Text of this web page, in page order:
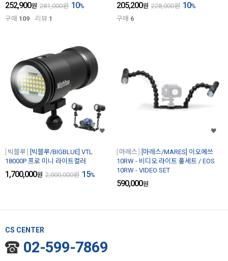
252,900원 281,000원 10%
구매 109 리뷰 1
205,200원 228,000원 10%
구매 6
빅블루
[빅블루/BIGBLUE] VTL
18000P 프로 미니 라이트컬러
1,700,000원 2,000,000원 15%
마레스
[마레스/MARES] 이오에쓰
10RW - 비디오 라이트 풀세트 / EOS
10RW - VIDEO SET
590,000원
CS CENTER
02-599-7869